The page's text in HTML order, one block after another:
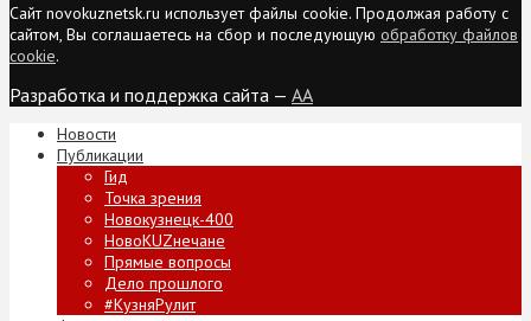
Сайт novokuznetsk.ru использует файлы cookie. Продолжая работу с
сайтом, Вы соглашаетесь на сбор и последующую обработку файлов
cookie.
Разработка и поддержка сайта — AA
Новости
Публикации
Гид
Точка зрения
Новокузнецк-400
НовоKUZнечане
Прямые вопросы
Дело прошлого
#КузняРулит